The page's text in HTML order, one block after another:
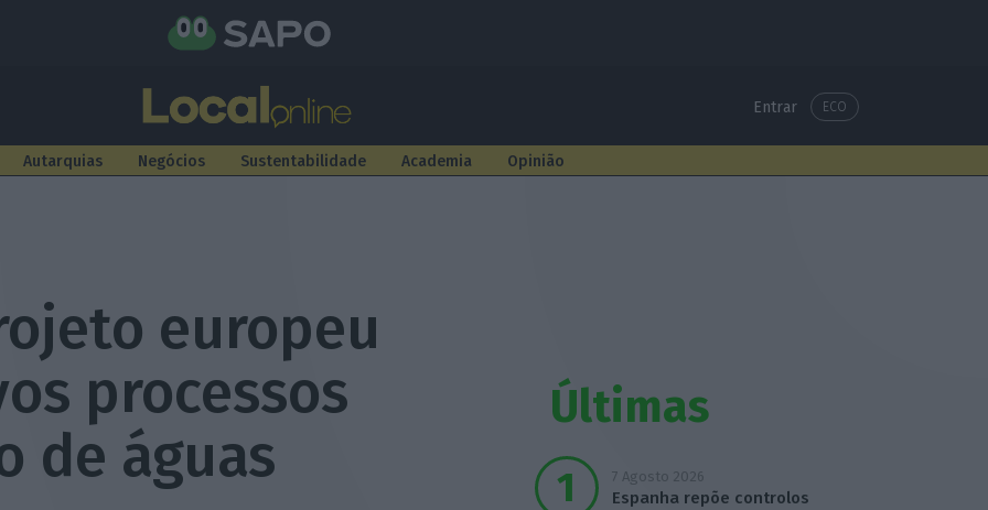
Entrar ECO
Autarquias Negócios Sustentabilidade Academia Opinião
europeu
processos
de águas
Últimas
7 Agosto 2026
Espanha repõe controlos